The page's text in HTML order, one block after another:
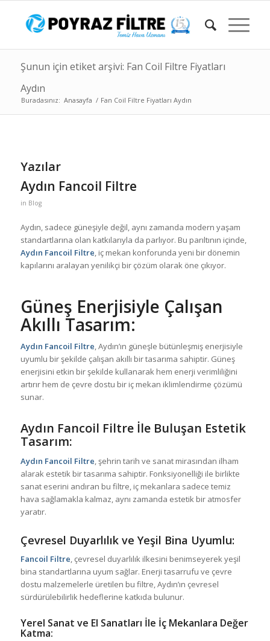
Şunun için etiket arşivi: Fan Coil Filtre Fiyatları
Aydın
Buradasınız: Anasayfa / Fan Coil Filtre Fiyatları Aydın
Yazılar
Aydın Fancoil Filtre
in Blog
Aydın, sadece güneşiyle değil, aynı zamanda modern yaşam
standartlarına olan katkılarıyla da parlıyor. Bu parıltının içinde,
Aydın Fancoil Filtre, iç mekan konforunda yeni bir dönemin
kapılarını aralayan yenilikçi bir çözüm olarak öne çıkıyor.
Güneş Enerjisiyle Çalışan
Akıllı Tasarım:
Aydın Fancoil Filtre, Aydın’ın güneşle bütünleşmiş enerjisiyle
uyumlu bir şekilde çalışan akıllı bir tasarıma sahiptir. Güneş
enerjisini etkin bir şekilde kullanarak hem enerji verimliliğini
artırır hem de çevre dostu bir iç mekan iklimlendirme çözümü
sunar.
Aydın Fancoil Filtre İle Buluşan Estetik
Tasarım:
Aydın Fancoil Filtre, şehrin tarih ve sanat mirasından ilham
alarak estetik bir tasarıma sahiptir. Fonksiyonelliği ile birlikte
sanat eserini andıran bu filtre, iç mekanlara sadece temiz
hava sağlamakla kalmaz, aynı zamanda estetik bir atmosfer
yaratır.
Çevresel Duyarlılık ve Yeşil Bina Uyumlu:
Fancoil Filtre, çevresel duyarlılık ilkesini benimseyerek yeşil
bina standartlarına uyum sağlar. Enerji tasarrufu ve çevre
dostu malzemelerle üretilen bu filtre, Aydın’ın çevresel
sürdürülebilirlik hedeflerine katkıda bulunur.
Yerel Sanat ve El Sanatları İle İç Mekanlara Değer
Katma: